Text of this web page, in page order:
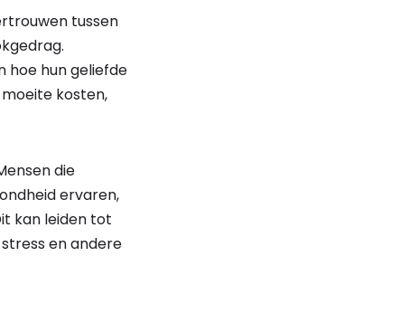
tussen
hoe hun geliefde
kosten,
die
ervaren,
kan leiden tot
en andere